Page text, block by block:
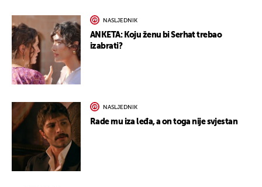
NASLJEDNIK
ANKETA: Koju ženu bi Serhat trebao
izabrati?
NASLJEDNIK
Rade mu iza leđa, a on toga nije svjestan